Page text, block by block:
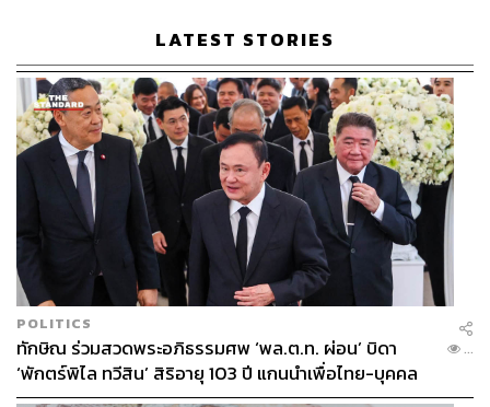
LATEST STORIES
POLITICS
ทักษิณ ร่วมสวดพระอภิธรรมศพ ‘พล.ต.ท. ผ่อน’ บิดา
‘พักตร์พิไล ทวีสิน’ สิริอายุ 103 ปี แกนนำเพื่อไทย-บุคคล
หลากวงการร่วมอาลัย
...